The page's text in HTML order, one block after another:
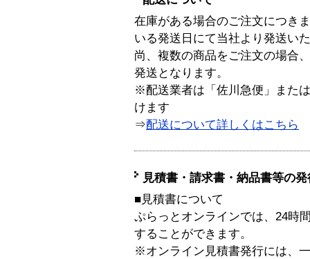
在庫がある場合のご注文につき
いる発送日にて当社より発送い
尚、複数の商品をご注文の場合
発送となります。
※配送業者は「佐川急便」また
けます
⇒配送について詳しくはこちら
見積書・請求書・納品書等の
■見積書について
ぷらっとオンラインでは、24時
することができます。
※オンライン見積書発行には、